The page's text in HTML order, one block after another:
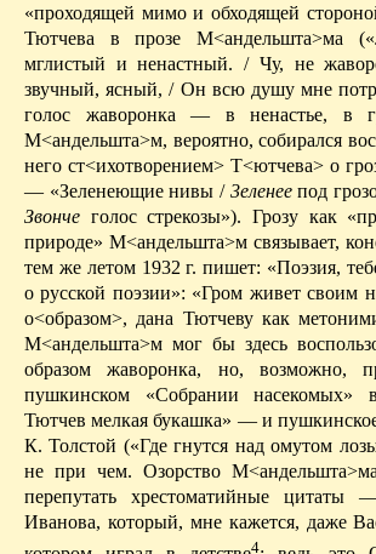
«проходящей мимо и обходящей
Тютчева в прозе М<андельшта>ма
мглистый и ненастный. / Чу, не
звучный, ясный, / Он всю душу мне
голос жаворонка — в ненастье, в
М<андельшта>м, вероятно, собирался
негост<ихотворением> Т<ютчева> о
— «Зеленеющие нивы / 3еленеепод
Звонче голос стрекозы»). Грозу как
природе» М<андельшта>м связывает,
тем же летом 1932 г. пишет: «Поэзия,
о русской поэзии»: «Гром живет своим
о<образом>, дана Тютчеву как
М<андельшта>м мог бы здесь
образом жаворонка, но, возможно,
пушкинском «Собрании насекомых»
Тютчев мелкая букашка» — и
К. Толстой («Где гнутся над омутом
не при чем. Озорство М<андельшта>ма
перепутать хрестоматийные цитаты
Иванова, который, мне кажется, даже
4